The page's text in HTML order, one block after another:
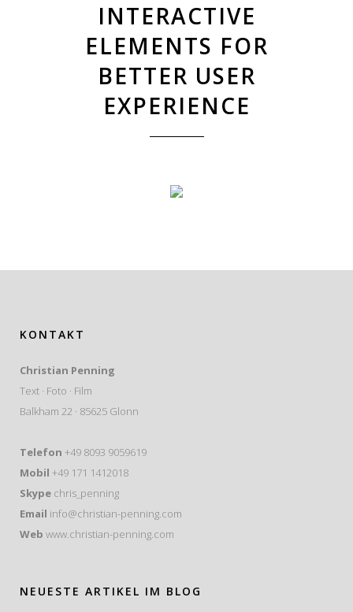
INTERACTIVE
ELEMENTS FOR
BETTER USER
EXPERIENCE
KONTAKT
Christian Penning
Text · Foto · Film
Balkham 22 · 85625 Glonn
Telefon +49 8093 9059619
Mobil +49 171 1412018
Skype chris_penning
Email info@christian-penning.com
Web www.christian-penning.com
NEUESTE ARTIKEL IM BLOG